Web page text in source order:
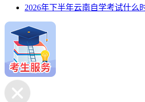
2026年下半年云南自学考试什么